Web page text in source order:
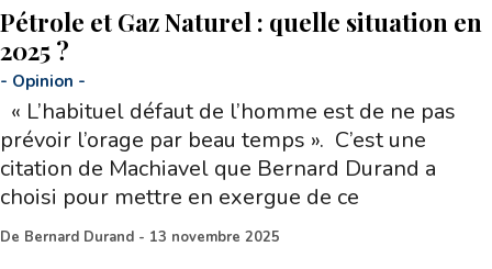
Pétrole et Gaz Naturel : quelle situation en
2025 ?
- Opinion -
« L’habituel défaut de l’homme est de ne pas
prévoir l’orage par beau temps ». C’est une
citation de Machiavel que Bernard Durand a
choisi pour mettre en exergue de ce
De Bernard Durand - 13 novembre 2025